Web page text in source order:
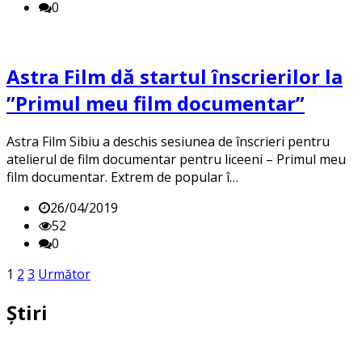
0
Astra Film dă startul înscrierilor la
”Primul meu film documentar”
Astra Film Sibiu a deschis sesiunea de înscrieri pentru
atelierul de film documentar pentru liceeni – Primul meu
film documentar. Extrem de popular î…
26/04/2019
52
0
Posts
pagination
1 2 3 Următor
Știri